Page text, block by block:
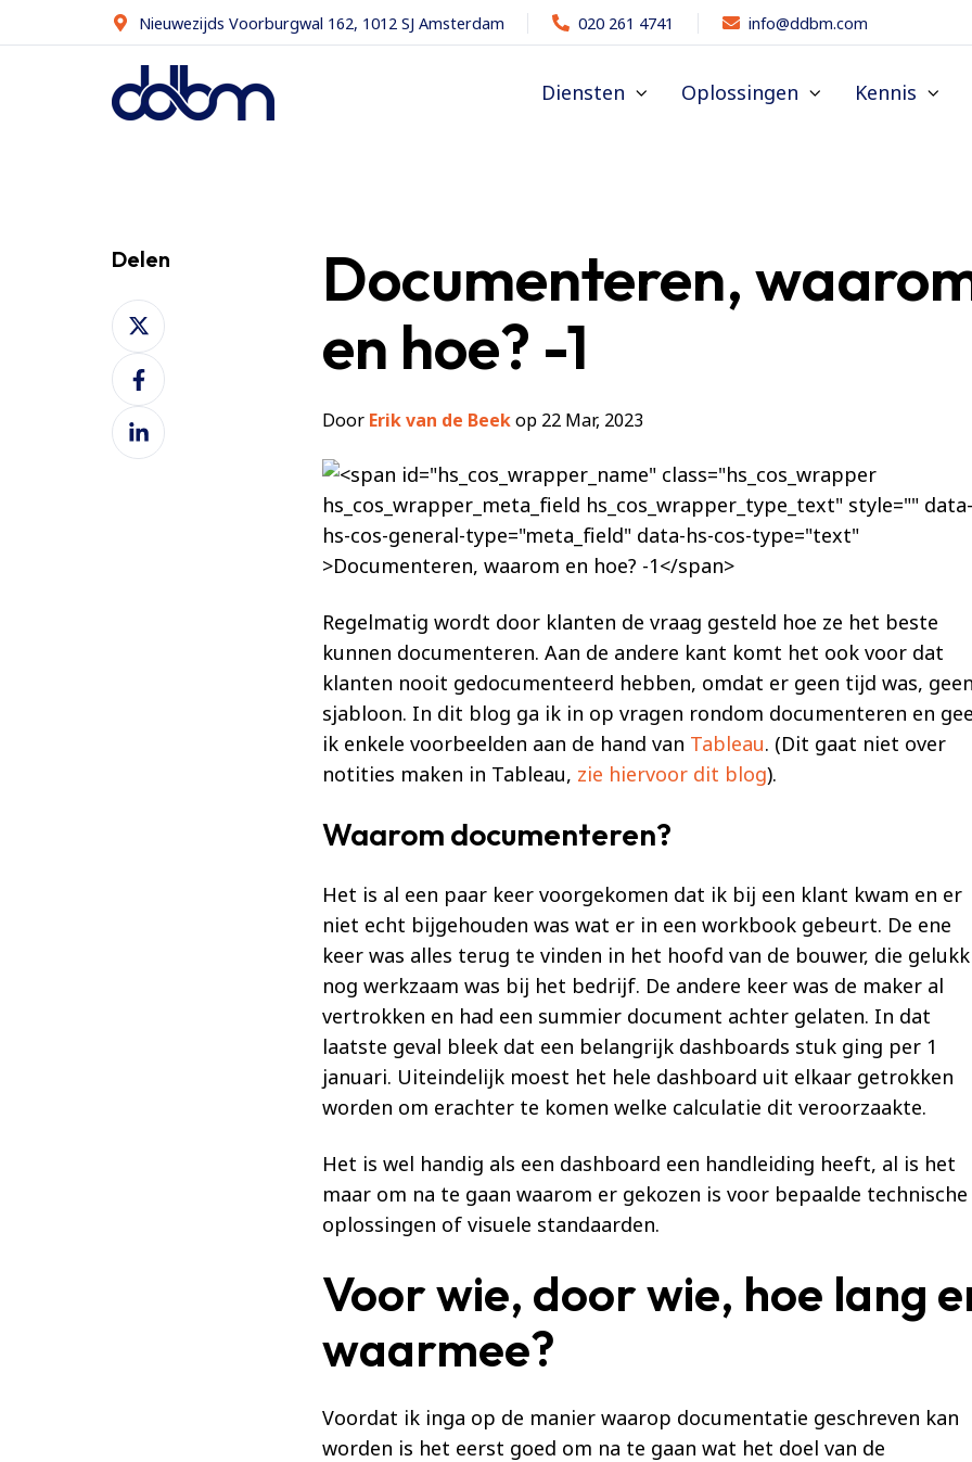
Nieuwezijds Voorburgwal 162, 1012 SJ Amsterdam 020 261 4741 info@ddbm.com
Diensten Oplossingen Kennis
Documenteren,
en hoe? -1
Door Erik van de Beekop 22 Mar, 2023
Regelmatig wordt door klanten de vraag gesteld hoe ze het beste
kunnen documenteren. Aan de andere kant komt het ook voor dat
klanten nooit gedocumenteerd hebben, omdat er geen tijd was,
sjabloon. In dit blog ga ik in op vragen rondom documenteren en
ik enkele voorbeelden aan de hand van Tableau. (Dit gaat niet over
notities maken in Tableau, zie hiervoor dit blog).
Waarom documenteren?
Het is al een paar keer voorgekomen dat ik bij een klant kwam en er
niet echt bijgehouden was wat er in een workbook gebeurt. De ene
keer was alles terug te vinden in het hoofd van de bouwer, die
nog werkzaam was bij het bedrijf. De andere keer was de maker al
vertrokken en had een summier document achter gelaten. In dat
laatste geval bleek dat een belangrijk dashboards stuk ging per 1
januari. Uiteindelijk moest het hele dashboard uit elkaar getrokken
worden om erachter te komen welke calculatie dit veroorzaakte.
Het is wel handig als een dashboard een handleiding heeft, al is het
maar om na te gaan waarom er gekozen is voor bepaalde technische
oplossingen of visuele standaarden.
Voor wie, door wie, hoe lang
waarmee?
Voordat ik inga op de manier waarop documentatie geschreven kan
worden is het eerst goed om na te gaan wat het doel van de
Delen
Deel
op
XDeel
op
Facebook
Deel
op